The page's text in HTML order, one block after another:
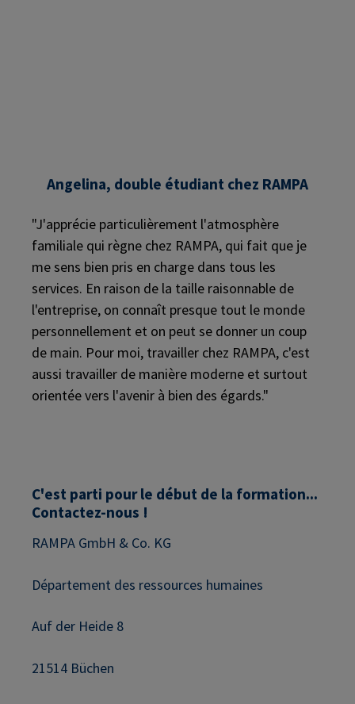
Angelina, double étudiant chez RAMPA
"J'apprécie particulièrement l'atmosphère
familiale qui règne chez RAMPA, qui fait que je
me sens bien pris en charge dans tous les
services. En raison de la taille raisonnable de
l'entreprise, on connaît presque tout le monde
personnellement et on peut se donner un coup
de main. Pour moi, travailler chez RAMPA, c'est
aussi travailler de manière moderne et surtout
orientée vers l'avenir à bien des égards."
C'est parti pour le début de la formation...
Contactez-nous !
RAMPA GmbH & Co. KG
Département des ressources humaines
Auf der Heide 8
21514 Büchen